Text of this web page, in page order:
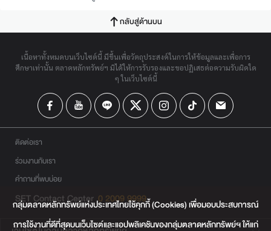
กลับสู่ด้านบน
เนื้อหาทั้งหมดบนเว็บไซต์นี้ มีขึ้นเพื่อวัตถุประสงค์ในการให้ข้อมูลและเพื่อการ
ศึกษาเท่านั้น ตลาดหลักทรัพย์ฯ มิได้ให้การรับรองและขอปฏิเสธต่อความรับผิดใด
ๆ ในเว็บไซต์นี้
ติดต่อเรา
ร่วมงานกับเรา
คำถามที่พบบ่อย
SET Contact Center 0 2009 9999
กลุ่มตลาดหลักทรัพย์แห่งประเทศไทยใช้คุกกี้ (Cookies) เพื่อมอบประสบการณ์
การใช้งานที่ดีที่สุดบนเว็บไซต์และแอปพลิเคชันของกลุ่มตลาดหลักทรัพย์ฯ ให้แก่